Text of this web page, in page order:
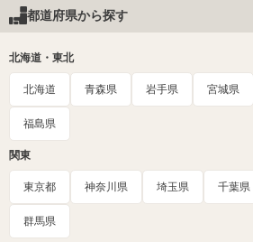
都道府県から探す
北海道・東北
北海道 青森県 岩手県 宮城県
福島県
関東
東京都 神奈川県 埼玉県 千葉県
群馬県